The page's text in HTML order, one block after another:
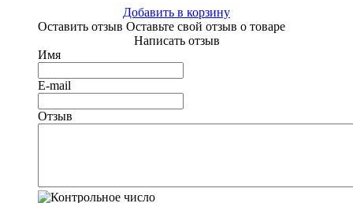
Добавить в корзину
Оставить отзыв Оставьте свой отзыв о товаре
Написать отзыв
Имя
E-mail
Отзыв